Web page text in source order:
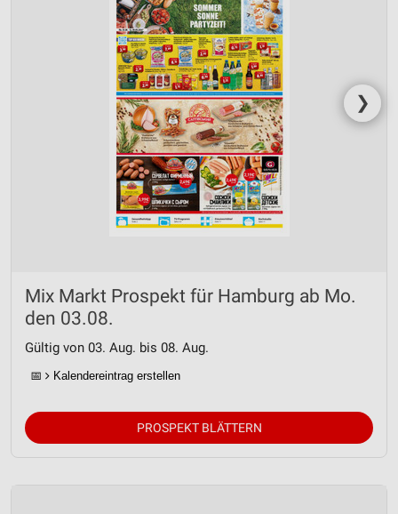
❯
Mix Markt Prospekt für Hamburg ab Mo.
den 03.08.
Gültig von 03. Aug. bis 08. Aug.
📅 Kalendereintrag erstellen
PROSPEKT BLÄTTERN